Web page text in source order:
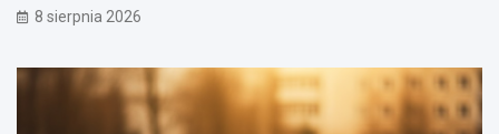
8 sierpnia 2026